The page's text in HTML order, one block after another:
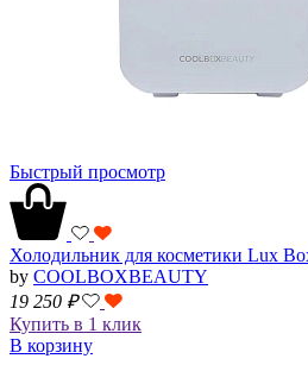
Быстрый просмотр
Холодильник для косметики Lux
by COOLBOXBEAUTY
19 250 ₽
Купить в 1 клик
В корзину